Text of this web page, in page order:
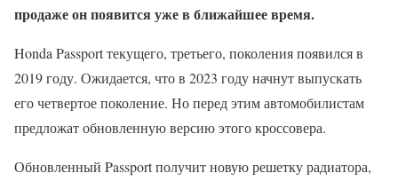
продаже он появится уже в ближайшее время.
Honda Passport текущего, третьего, поколения появился в
2019 году. Ожидается, что в 2023 году начнут выпускать
его четвертое поколение. Но перед этим автомобилистам
предложат обновленную версию этого кроссовера.
Обновленный Passport получит новую решетку радиатора,